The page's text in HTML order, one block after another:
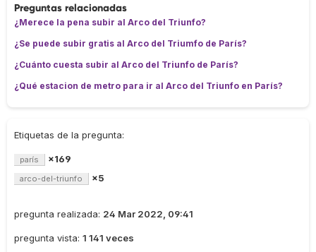
Preguntas relacionadas
¿Merece la pena subir al Arco del Triunfo?
¿Se puede subir gratis al Arco del Triumfo de París?
¿Cuánto cuesta subir al Arco del Triunfo de París?
¿Qué estacion de metro para ir al Arco del Triunfo en París?
Etiquetas de la pregunta:
parís ×169
arco-del-triunfo ×5
pregunta realizada: 24 Mar 2022, 09:41
pregunta vista: 1 141 veces